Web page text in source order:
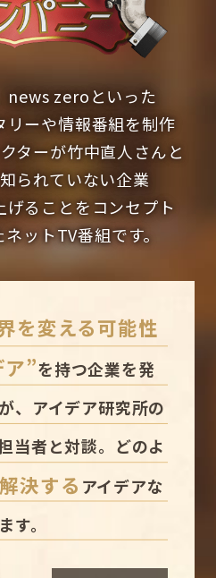
news zeroといった
ーや情報番組を制作
ターが竹中直人さんと
られていない企業
げることを コンセプト
ットTV番組です。
を変える可能性
”を持つ企業を発
、アイデア研究所の
当者と対談。どのよ
決する アイデアな
す。